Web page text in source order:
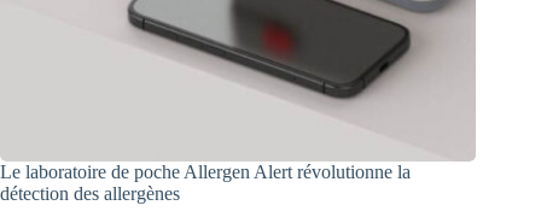
Le laboratoire de poche Allergen Alert révolutionne la
détection des allergènes